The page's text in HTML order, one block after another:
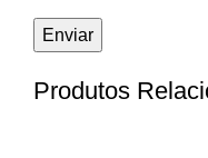
Produtos